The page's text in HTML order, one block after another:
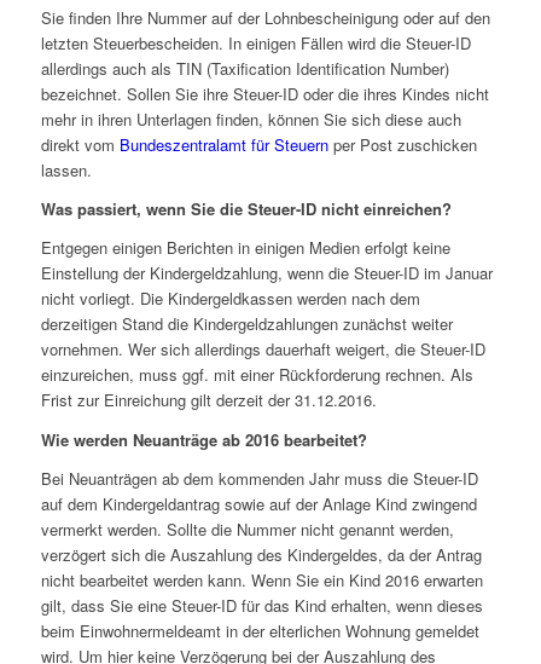
Sie finden Ihre Nummer auf der Lohnbescheinigung oder auf den
letzten Steuerbescheiden. In einigen Fällen wird die Steuer-ID
allerdings auch als TIN (Taxification Identification Number)
bezeichnet. Sollen Sie ihre Steuer-ID oder die ihres Kindes nicht
mehr in ihren Unterlagen finden, können Sie sich diese auch
direkt vom Bundeszentralamt für Steuernper Post zuschicken
lassen.
Was passiert, wenn Sie die Steuer-ID nicht einreichen?
Entgegen einigen Berichten in einigen Medien erfolgt keine
Einstellung der Kindergeldzahlung, wenn die Steuer-ID im Januar
nicht vorliegt. Die Kindergeldkassen werden nach dem
derzeitigen Stand die Kindergeldzahlungen zunächst weiter
vornehmen. Wer sich allerdings dauerhaft weigert, die Steuer-ID
einzureichen, muss ggf. mit einer Rückforderung rechnen. Als
Frist zur Einreichung gilt derzeit der 31.12.2016.
Wie werden Neuanträge ab 2016 bearbeitet?
Bei Neuanträgen ab dem kommenden Jahr muss die Steuer-ID
auf dem Kindergeldantrag sowie auf der Anlage Kind zwingend
vermerkt werden. Sollte die Nummer nicht genannt werden,
verzögert sich die Auszahlung des Kindergeldes, da der Antrag
nicht bearbeitet werden kann. Wenn Sie ein Kind 2016 erwarten
gilt, dass Sie eine Steuer-ID für das Kind erhalten, wenn dieses
beim Einwohnermeldeamt in der elterlichen Wohnung gemeldet
wird. Um hier keine Verzögerung bei der Auszahlung des